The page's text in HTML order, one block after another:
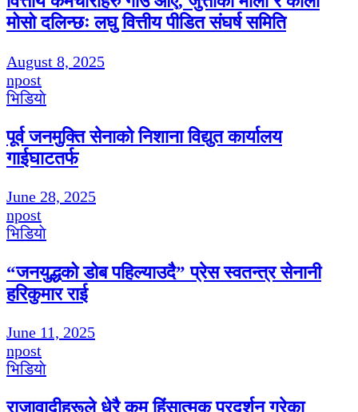
मोसो दलिन्छः लघु वित्तीय पीडित संघर्ष समिति
August 8, 2025
npost
भिडियाे
पूर्व जनमुक्ति सेनाको निशाना विद्युत कार्यालय
गाईघाटतर्फ
June 28, 2025
npost
भिडियाे
“जनयुद्धको डोब पहिल्याउदै” प्रेस स्वतन्त्र सेनानी
हरिकुमार राई
June 11, 2025
npost
भिडियाे
राजावादीहरूले धेरै कम हिंसात्मक प्रदर्शन गरेका